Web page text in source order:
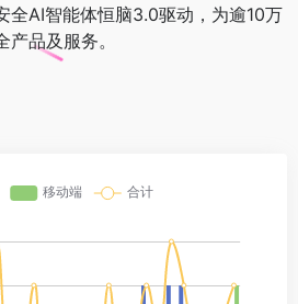
全AI智能体恒脑3.0驱动，为逾10万
品及服务。